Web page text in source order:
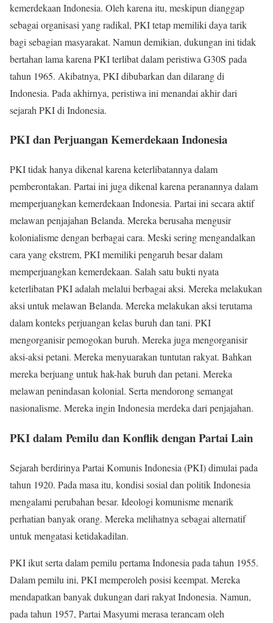
kemerdekaan Indonesia. Oleh karena itu, meskipun dianggap
sebagai organisasi yang radikal, PKI tetap memiliki daya tarik
bagi sebagian masyarakat. Namun demikian, dukungan ini tidak
bertahan lama karena PKI terlibat dalam peristiwa G30S pada
tahun 1965. Akibatnya, PKI dibubarkan dan dilarang di
Indonesia. Pada akhirnya, peristiwa ini menandai akhir dari
sejarah PKI di Indonesia.
PKI dan Perjuangan Kemerdekaan Indonesia
PKI tidak hanya dikenal karena keterlibatannya dalam
pemberontakan. Partai ini juga dikenal karena peranannya dalam
memperjuangkan kemerdekaan Indonesia. Partai ini secara aktif
melawan penjajahan Belanda. Mereka berusaha mengusir
kolonialisme dengan berbagai cara. Meski sering mengandalkan
cara yang ekstrem, PKI memiliki pengaruh besar dalam
memperjuangkan kemerdekaan. Salah satu bukti nyata
keterlibatan PKI adalah melalui berbagai aksi. Mereka melakukan
aksi untuk melawan Belanda. Mereka melakukan aksi terutama
dalam konteks perjuangan kelas buruh dan tani. PKI
mengorganisir pemogokan buruh. Mereka juga mengorganisir
aksi-aksi petani. Mereka menyuarakan tuntutan rakyat. Bahkan
mereka berjuang untuk hak-hak buruh dan petani. Mereka
melawan penindasan kolonial. Serta mendorong semangat
nasionalisme. Mereka ingin Indonesia merdeka dari penjajahan.
PKI dalam Pemilu dan Konflik dengan Partai Lain
Sejarah berdirinya Partai Komunis Indonesia (PKI) dimulai pada
tahun 1920. Pada masa itu, kondisi sosial dan politik Indonesia
mengalami perubahan besar. Ideologi komunisme menarik
perhatian banyak orang. Mereka melihatnya sebagai alternatif
untuk mengatasi ketidakadilan.
PKI ikut serta dalam pemilu pertama Indonesia pada tahun 1955.
Dalam pemilu ini, PKI memperoleh posisi keempat. Mereka
mendapatkan banyak dukungan dari rakyat Indonesia. Namun,
pada tahun 1957, Partai Masyumi merasa terancam oleh